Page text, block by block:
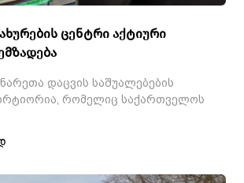
ცენტრი აქტიური
დაცვის საშუალებების
რომელიც საქართველოს